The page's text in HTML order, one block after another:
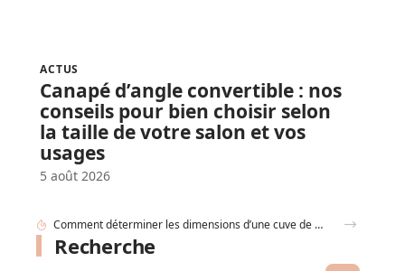
ACTUS
Canapé d’angle convertible : nos
conseils pour bien choisir selon
la taille de votre salon et vos
usages
5 août 2026
Comment déterminer les dimensions d’une cuve de récupération d’eau de pluie ?
Recherche